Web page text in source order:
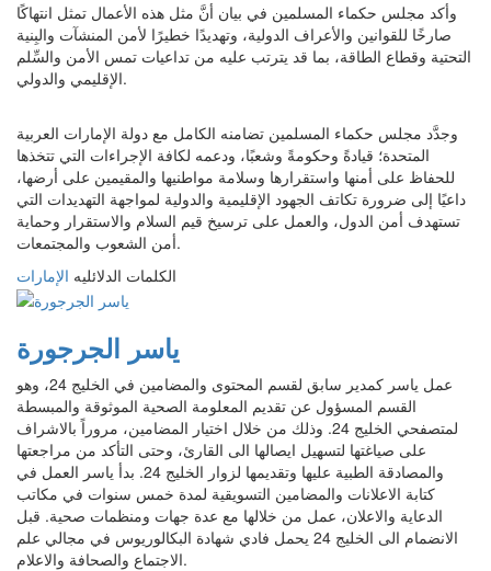
وأكد مجلس حكماء المسلمين في بيان أنَّ مثل هذه الأعمال تمثل انتهاكًا
صارخًا للقوانين والأعراف الدولية، وتهديدًا خطيرًا لأمن المنشآت والبِنية
التحتية وقطاع الطاقة، بما قد يترتب عليه من تداعيات تمس الأمن والسِّلم
الإقليمي والدولي.
وجدَّد مجلس حكماء المسلمين تضامنه الكامل مع دولة الإمارات العربية
المتحدة؛ قيادةً وحكومةً وشعبًا، ودعمه لكافة الإجراءات التي تتخذها
للحفاظ على أمنها واستقرارها وسلامة مواطنيها والمقيمين على أرضها،
داعيًا إلى ضرورة تكاتف الجهود الإقليمية والدولية لمواجهة التهديدات التي
تستهدف أمن الدول، والعمل على ترسيخ قيم السلام والاستقرار وحماية
أمن الشعوب والمجتمعات.
الكلمات الدلائليه الإمارات
ياسر الجرجورة
عمل ياسر كمدير سابق لقسم المحتوى والمضامين في الخليج 24، وهو
القسم المسؤول عن تقديم المعلومة الصحية الموثوقة والمبسطة
لمتصفحي الخليج 24. وذلك من خلال اختيار المضامين، مروراً بالاشراف
على صياغتها لتسهيل ايصالها الى القارئ، وحتى التأكد من مراجعتها
والمصادقة الطبية عليها وتقديمها لزوار الخليج 24. بدأ ياسر العمل في
كتابة الاعلانات والمضامين التسويقية لمدة خمس سنوات في مكاتب
الدعاية والاعلان، عمل من خلالها مع عدة جهات ومنظمات صحية. قبل
الانضمام الى الخليج 24 يحمل فادي شهادة البكالوريوس في مجالي علم
الاجتماع والصحافة والاعلام.